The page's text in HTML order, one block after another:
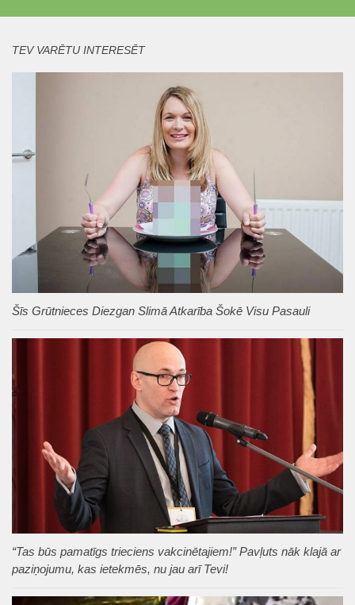
TEV VARĒTU INTERESĒT
Šīs Grūtnieces Diezgan Slimā Atkarība Šokē Visu Pasauli
“Tas būs pamatīgs trieciens vakcinētajiem!” Pavļuts nāk klajā ar
paziņojumu, kas ietekmēs, nu jau arī Tevi!